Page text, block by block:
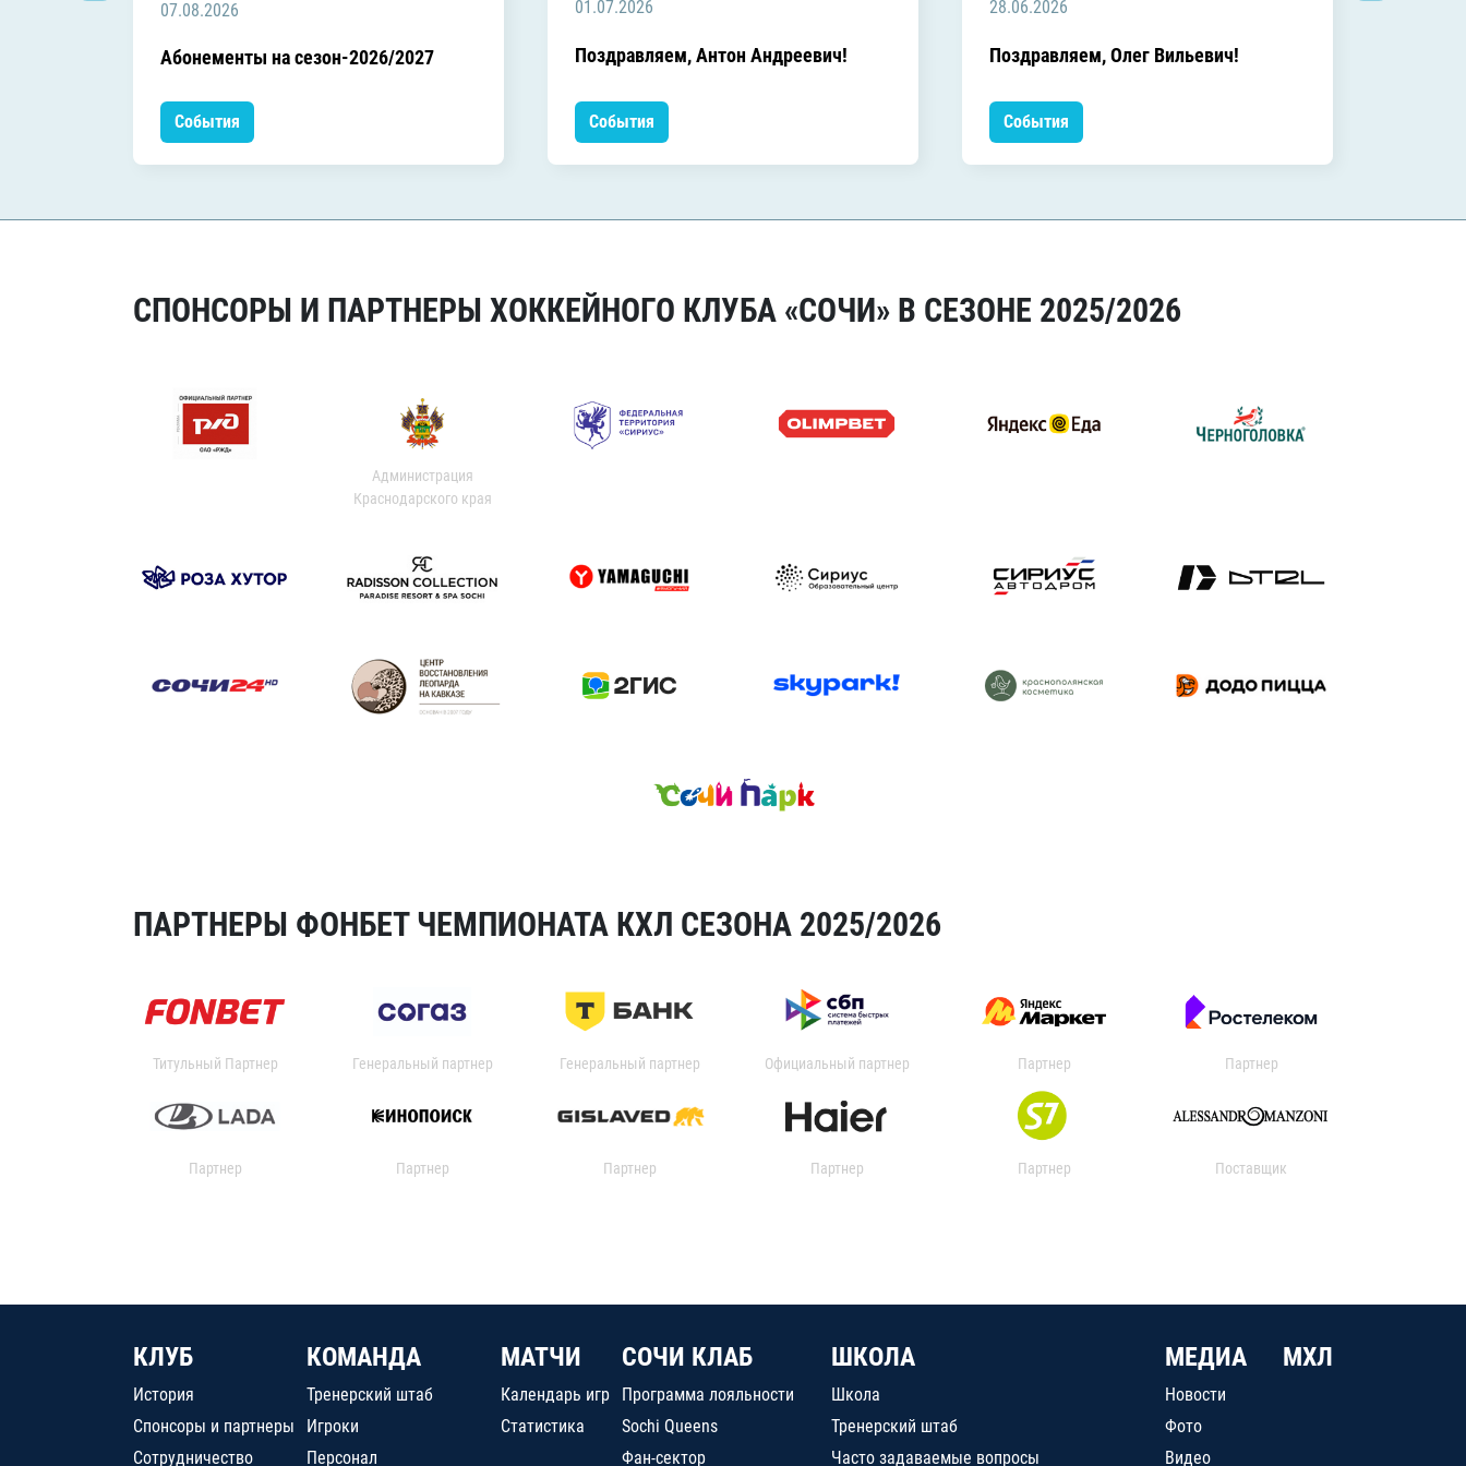
07.08.2026
Абонементы на сезон-2026/2027
События
01.07.2026
Поздравляем, Антон Андреевич!
События
28.06.2026
Поздравляем, Олег Вильевич!
События
СПОНСОРЫ И ПАРТНЕРЫ ХОККЕЙНОГО КЛУБА «СОЧИ» В СЕЗОНЕ 2025/2026
Администрация
Краснодарского края
ПАРТНЕРЫ ФОНБЕТ ЧЕМПИОНАТА КХЛ СЕЗОНА 2025/2026
Титульный Партнер Генеральный партнер Генеральный партнер Официальный партнер Партнер Партнер
Партнер Партнер Партнер Партнер Партнер Поставщик
КЛУБ
История
Спонсоры и партнеры
Сотрудничество
КОМАНДА
Тренерский штаб
Игроки
Персонал
МАТЧИ
Календарь игр
Статистика
СОЧИ КЛАБ
Программа лояльности
Sochi Queens
Фан-сектор
ШКОЛА
Школа
Тренерский штаб
Часто задаваемые вопросы
МЕДИА
Новости
Фото
Видео
МХЛ